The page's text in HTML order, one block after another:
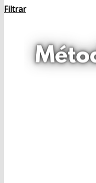
Filtrar